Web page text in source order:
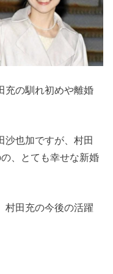
充の馴れ初めや離婚
沙也加ですが、村田
、とても幸せな新婚
村田充の今後の活躍